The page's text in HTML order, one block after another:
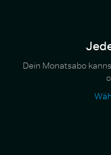
Dein Monatsabo